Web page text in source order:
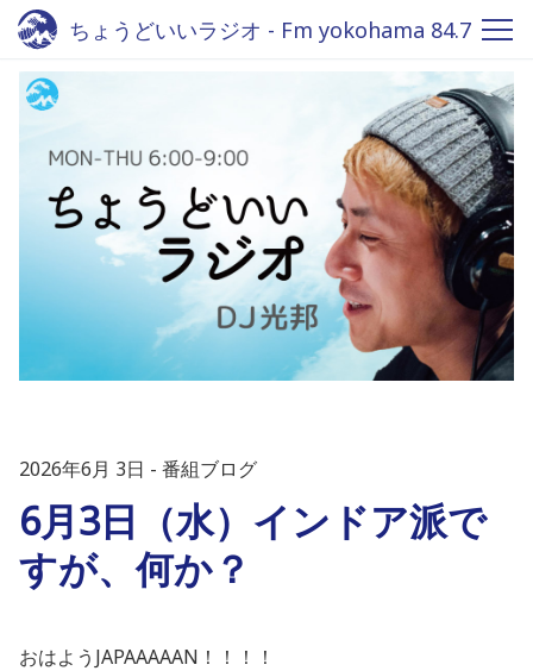
ちょうどいいラジオ - Fm yokohama 84.7
2026年6月 3日 番組ブログ
6月3日（水）インドア派で
すが、何か？
おはようJAPAAAAAN！！！！